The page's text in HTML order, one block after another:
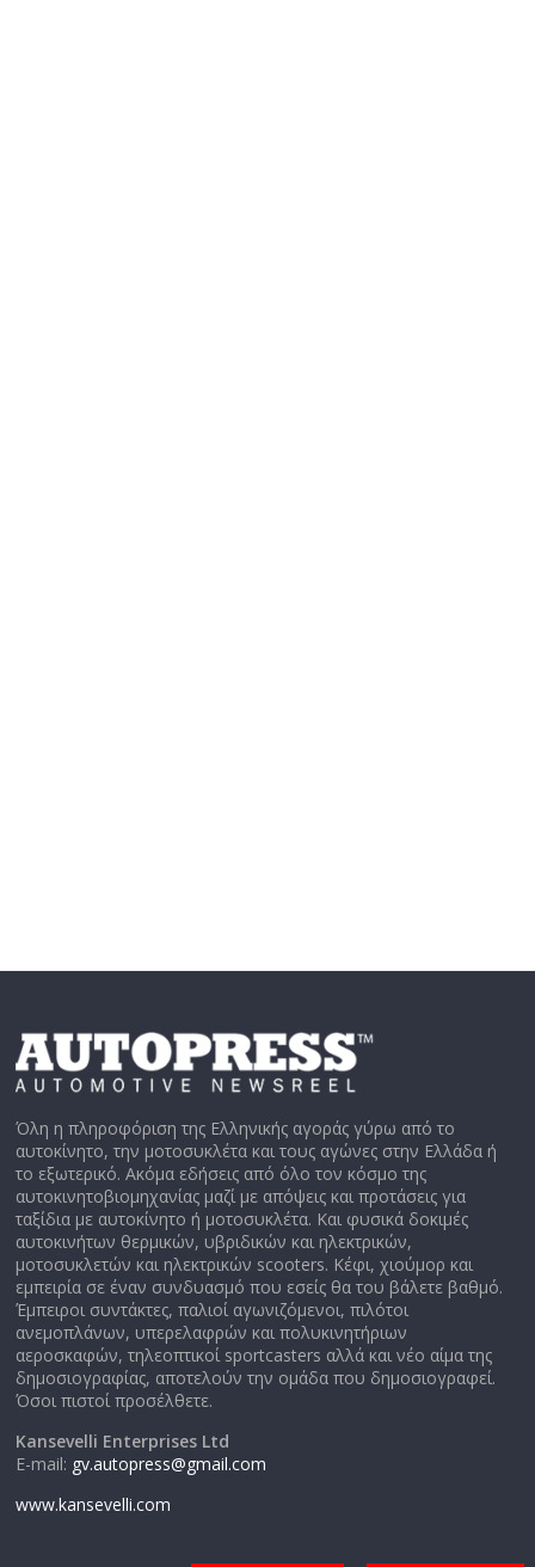
Όλη η πληροφόριση της Ελληνικής αγοράς γύρω από το
αυτοκίνητο, την μοτοσυκλέτα και τους αγώνες στην Ελλάδα ή
το εξωτερικό. Ακόμα εδήσεις από όλο τον κόσμο της
αυτοκινητοβιομηχανίας μαζί με απόψεις και προτάσεις για
ταξίδια με αυτοκίνητο ή μοτοσυκλέτα. Και φυσικά δοκιμές
αυτοκινήτων θερμικών, υβριδικών και ηλεκτρικών,
μοτοσυκλετών και ηλεκτρικών scooters. Κέφι, χιούμορ και
εμπειρία σε έναν συνδυασμό που εσείς θα του βάλετε βαθμό.
Έμπειροι συντάκτες, παλιοί αγωνιζόμενοι, πιλότοι
ανεμοπλάνων, υπερελαφρών και πολυκινητήριων
αεροσκαφών, τηλεοπτικοί sportcasters αλλά και νέο αίμα της
δημοσιογραφίας, αποτελούν την ομάδα που δημοσιογραφεί.
Όσοι πιστοί προσέλθετε.
Kansevelli Enterprises Ltd
E-mail: gv.autopress@gmail.com
www.kansevelli.com